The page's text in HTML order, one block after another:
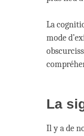
La
mode
La
Il y a de